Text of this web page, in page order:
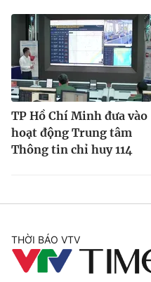
TP Hồ Chí Minh đưa vào
hoạt động Trung tâm
Thông tin chỉ huy 114
THỜI BÁO VTV